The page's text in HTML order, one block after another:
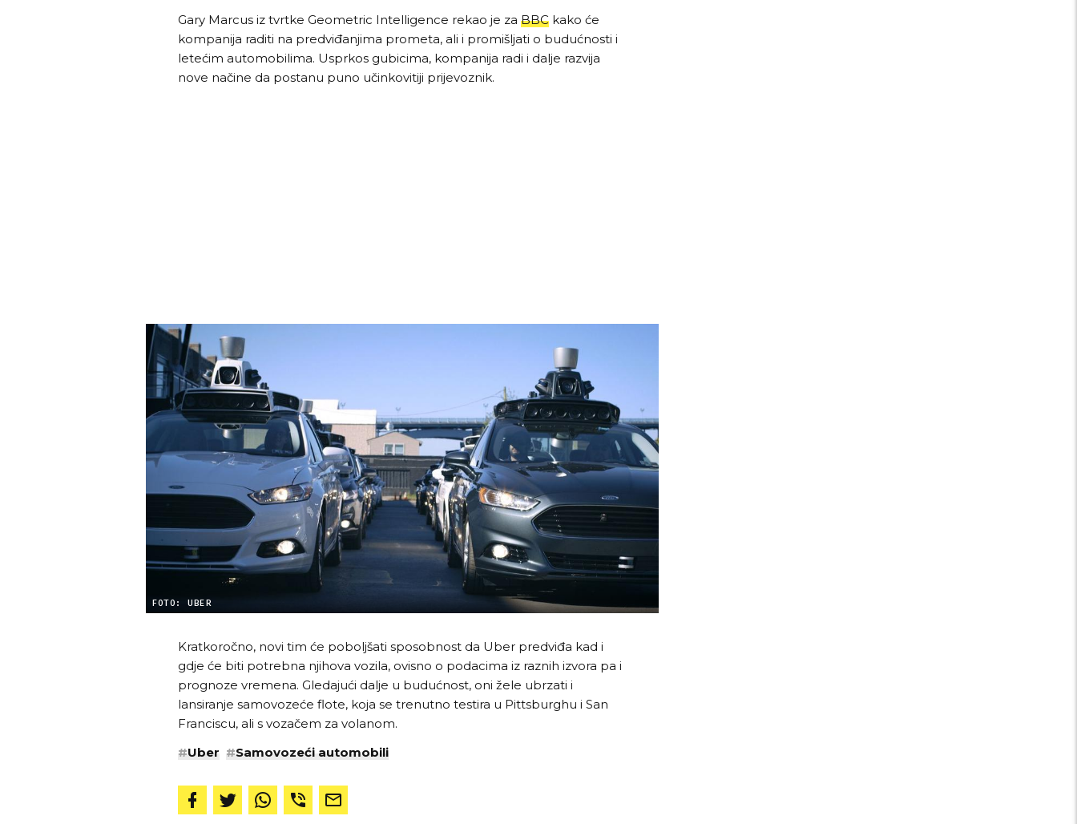
Gary Marcus iz tvrtke Geometric Intelligence rekao je za BBC kako će
kompanija raditi na predviđanjima prometa, ali i promišljati o budućnosti i
letećim automobilima. Usprkos gubicima, kompanija radi i dalje razvija
nove načine da postanu puno učinkovitiji prijevoznik.
FOTO: UBER
Kratkoročno, novi tim će poboljšati sposobnost da Uber predviđa kad i
gdje će biti potrebna njihova vozila, ovisno o podacima iz raznih izvora pa i
prognoze vremena. Gledajući dalje u budućnost, oni žele ubrzati i
lansiranje samovozeće flote, koja se trenutno testira u Pittsburghu i San
Franciscu, ali s vozačem za volanom.
#Uber #Samovozeći automobili